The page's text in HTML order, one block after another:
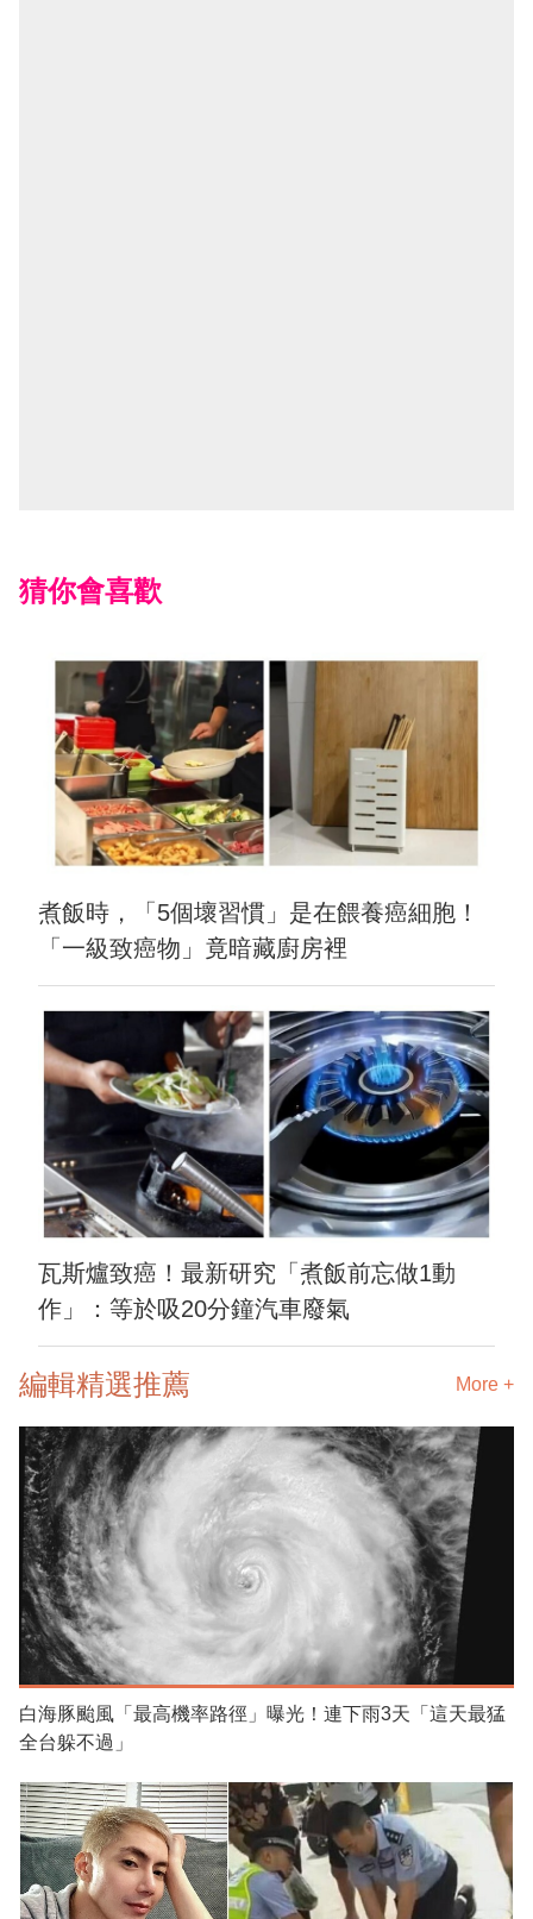
猜你會喜歡
煮飯時，「5個壞習慣」是在餵養癌細胞！
「一級致癌物」竟暗藏廚房裡
瓦斯爐致癌！最新研究「煮飯前忘做1動
作」：等於吸20分鐘汽車廢氣
編輯精選推薦 More +
白海豚颱風「最高機率路徑」曝光！連下雨3天「這天最猛
全台躲不過」